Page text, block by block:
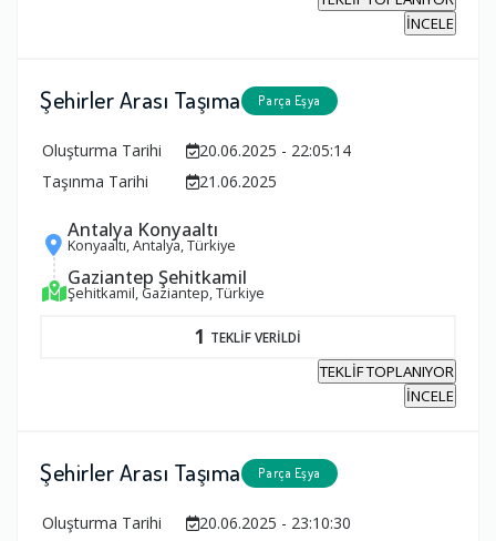
İNCELE
Şehirler Arası Taşıma Parça Eşya
Oluşturma Tarihi
20.06.2025 - 22:05:14
Taşınma Tarihi
21.06.2025
Antalya Konyaaltı
Konyaaltı, Antalya, Türkiye
Gaziantep Şehitkamil
Şehitkamil, Gaziantep, Türkiye
1 TEKLİF VERİLDİ
TEKLİF TOPLANIYOR
İNCELE
Şehirler Arası Taşıma Parça Eşya
Oluşturma Tarihi
20.06.2025 - 23:10:30